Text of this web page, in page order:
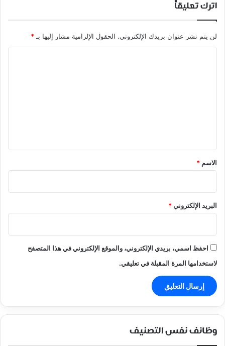
اترك تعليقاً
لن يتم نشر عنوان بريدك الإلكتروني. الحقول الإلزامية مشار إليها بـ*
*
الاسم *
البريد الإلكتروني*
احفظ اسمي، بريدي الإلكتروني، والموقع الإلكتروني في هذا المتصفح
لاستخدامها المرة المقبلة في تعليقي.
وظائف نفس التصنيف